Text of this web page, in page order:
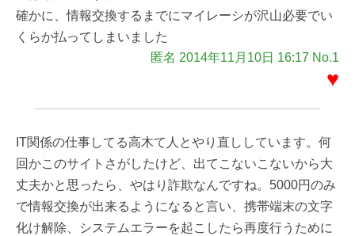
確かに、情報交換するまでにマイレーシが沢山必要でい
くらか払ってしまいました
匿名 2014年11月10日 16:17 No.1
♥
IT関係の仕事してる高木て人とやり直ししています。何
回かこのサイトさがしたけど、出てこないこないから大
丈夫かと思ったら、やはり詐欺なんですね。5000円のみ
で情報交換が出来るようになると言い、携帯端末の文字
化け解除、システムエラーを起こしたら再度行うために